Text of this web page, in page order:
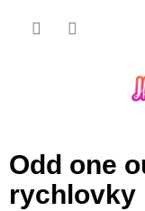
Odd one
rychlovky